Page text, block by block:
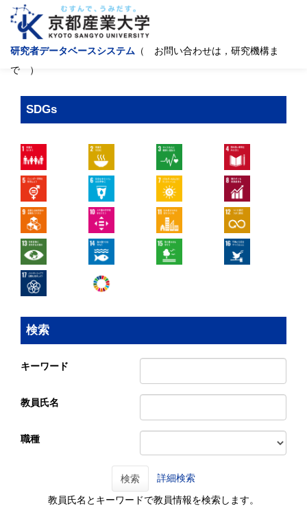
研究者データベースシステム （ お問い合わせは，研究機構ま
で ）
SDGs
検索
キーワード
教員氏名
職種
検索 詳細検索
教員氏名とキーワードで教員情報を検索します。